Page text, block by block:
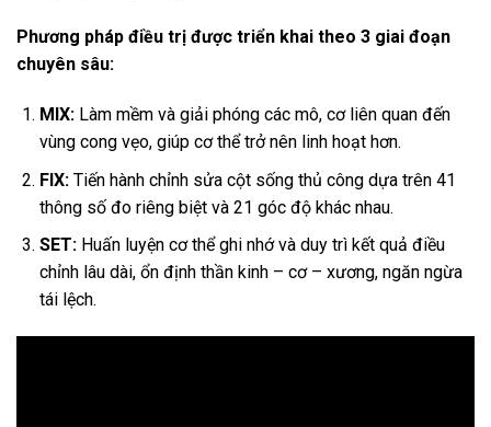
Phương pháp điều trị được triển khai theo 3 giai đoạn
chuyên sâu:
MIX:Làm mềm và giải phóng các mô, cơ liên quan đến
vùng cong vẹo, giúp cơ thể trở nên linh hoạt hơn.
FIX:Tiến hành chỉnh sửa cột sống thủ công dựa trên 41
thông số đo riêng biệt và 21 góc độ khác nhau.
SET:Huấn luyện cơ thể ghi nhớ và duy trì kết quả điều
chỉnh lâu dài, ổn định thần kinh – cơ – xương, ngăn ngừa
tái lệch.